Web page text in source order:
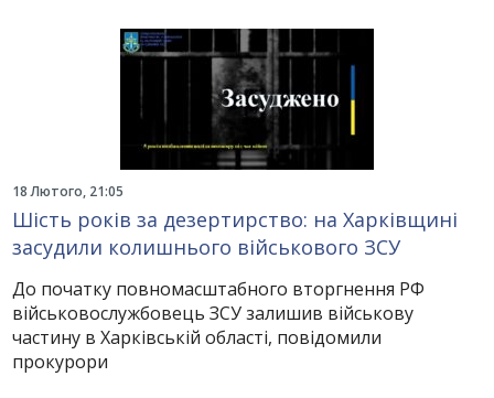
18 Лютого, 21:05
Шість років за дезертирство: на Харківщині
засудили колишнього військового ЗСУ
До початку повномасштабного вторгнення РФ
військовослужбовець ЗСУ залишив військову
частину в Харківській області, повідомили
прокурори